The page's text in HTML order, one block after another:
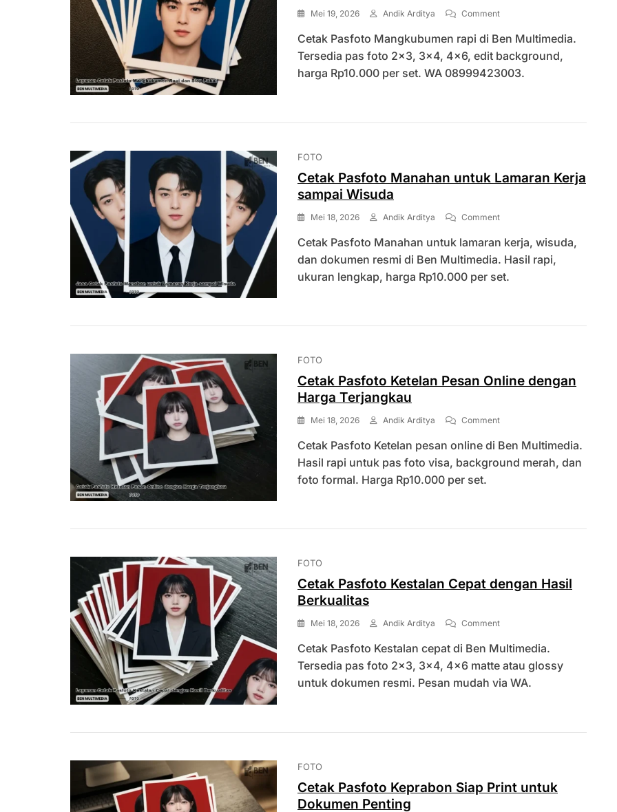
Mei 19, 2026 Andik Arditya CommentOn
Cetak
Pasfoto
Mangkubumen
Rapi
Cetak Pasfoto Mangkubumen rapi di Ben Multimedia.
Tersedia pas foto 2×3, 3×4, 4×6, edit background,
harga Rp10.000 per set. WA 08999423003.
FOTO
Cetak Pasfoto Manahan untuk Lamaran Kerja
sampai Wisuda
Mei 18, 2026 Andik Arditya CommentOn
Pasfoto
Manahan
Lamaran
Cetak Pasfoto Manahan untuk lamaran kerja, wisuda,
dan dokumen resmi di Ben Multimedia. Hasil rapi,
ukuran lengkap, harga Rp10.000 per set.
FOTO
Cetak Pasfoto Ketelan Pesan Online dengan
Harga Terjangkau
Mei 18, 2026 Andik Arditya CommentOn
Pasfoto
Ketelan
Cetak Pasfoto Ketelan pesan online di Ben Multimedia.
Hasil rapi untuk pas foto visa, background merah, dan
foto formal. Harga Rp10.000 per set.
FOTO
Cetak Pasfoto Kestalan Cepat dengan Hasil
Berkualitas
Mei 18, 2026 Andik Arditya CommentOn
Pasfoto
Kestalan
Dengan
Cetak Pasfoto Kestalan cepat di Ben Multimedia.
Tersedia pas foto 2×3, 3×4, 4×6 matte atau glossy
untuk dokumen resmi. Pesan mudah via WA.
FOTO
Cetak Pasfoto Keprabon Siap Print untuk
Dokumen Penting